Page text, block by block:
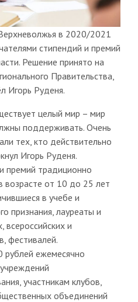
в 2020/2021
стипендий и премий
Решение принято на
Правительства,
Игорь Руденя.
целый мир – мир
поддерживать. Очень
тех, кто действительно
Игорь Руденя.
премий традиционно
возрасте от 10 до 25 лет
в учебе и
признания, лауреаты и
всероссийских и
фестивалей.
рублей ежемесячно
участникам клубов,
объединений